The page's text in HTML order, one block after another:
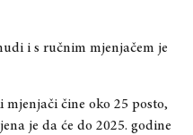
i s ručnim mjenjačem je
čine oko 25 posto,
je da će do 2025. godine